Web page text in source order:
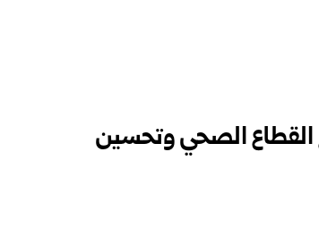
الصحي وتحسين